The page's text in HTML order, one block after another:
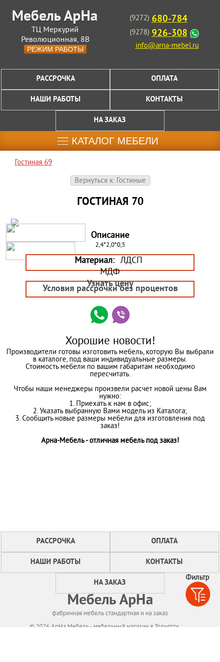
Фильтр
ТЦ Меркурий
Революционная, 8В
РЕЖИМ РАБОТЫ
(9272) 680-784
(9278) 926-308
info@arna-mebel.ru
РАССРОЧКА ОПЛАТА
НАШИ РАБОТЫ КОНТАКТЫ
НА ЗАКАЗ
КАТАЛОГ МЕБЕЛИ
Гостиная 69
Вернуться к: Гостиные
ГОСТИНАЯ 70
Описание
2,4*2,0*0,5
Материал: ЛДСП
МДФ
Узнать цену
Условия рассрочки без процентов
Хорошие новости!
Производители готовы изготовить мебель, которую Вы выбрали
в каталоге, под ваши индивидуальные размеры.
Стоимость мебели по вашим габаритам необходимо
пересчитать.
Чтобы наши менеджеры произвели расчет новой цены Вам
нужно:
1. Приехать к нам в офис;
2. Указать выбранную Вами модель из Каталога;
3. Сообщить новые размеры мебели для изготовления под
заказ!
Арна-Мебель - отличная мебель под заказ!
РАССРОЧКА ОПЛАТА
НАШИ РАБОТЫ КОНТАКТЫ
НА ЗАКАЗ
Мебель АрНа
фабричная мебель стандартная и на заказ
© 2026 АрНа Мебель - мебельный магазин в Тольятти